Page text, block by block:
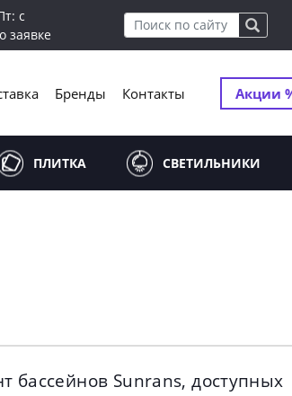
с
заявке
Бренды Контакты Акции
ПЛИТКА СВЕТИЛЬНИКИ
бассейнов Sunrans, доступных